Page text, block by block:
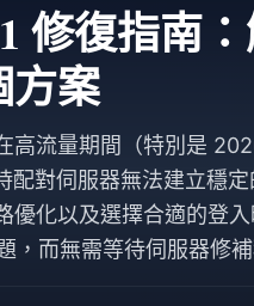
修復指南
方案
高流量期間（特別是
對伺服器無法建立穩
化以及選擇合適的登
，而無需等待伺服器修補